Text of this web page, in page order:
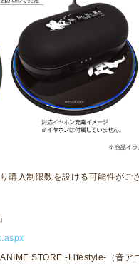
購入制限数を設ける可能性がご
」
STORE -Lifestyle- （音ア